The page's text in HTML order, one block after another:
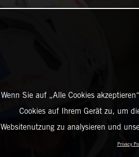
Wenn Sie auf „Alle Cookies
Cookies auf Ihrem Gerät zu, um
Websitenutzung zu analysieren und
Privacy